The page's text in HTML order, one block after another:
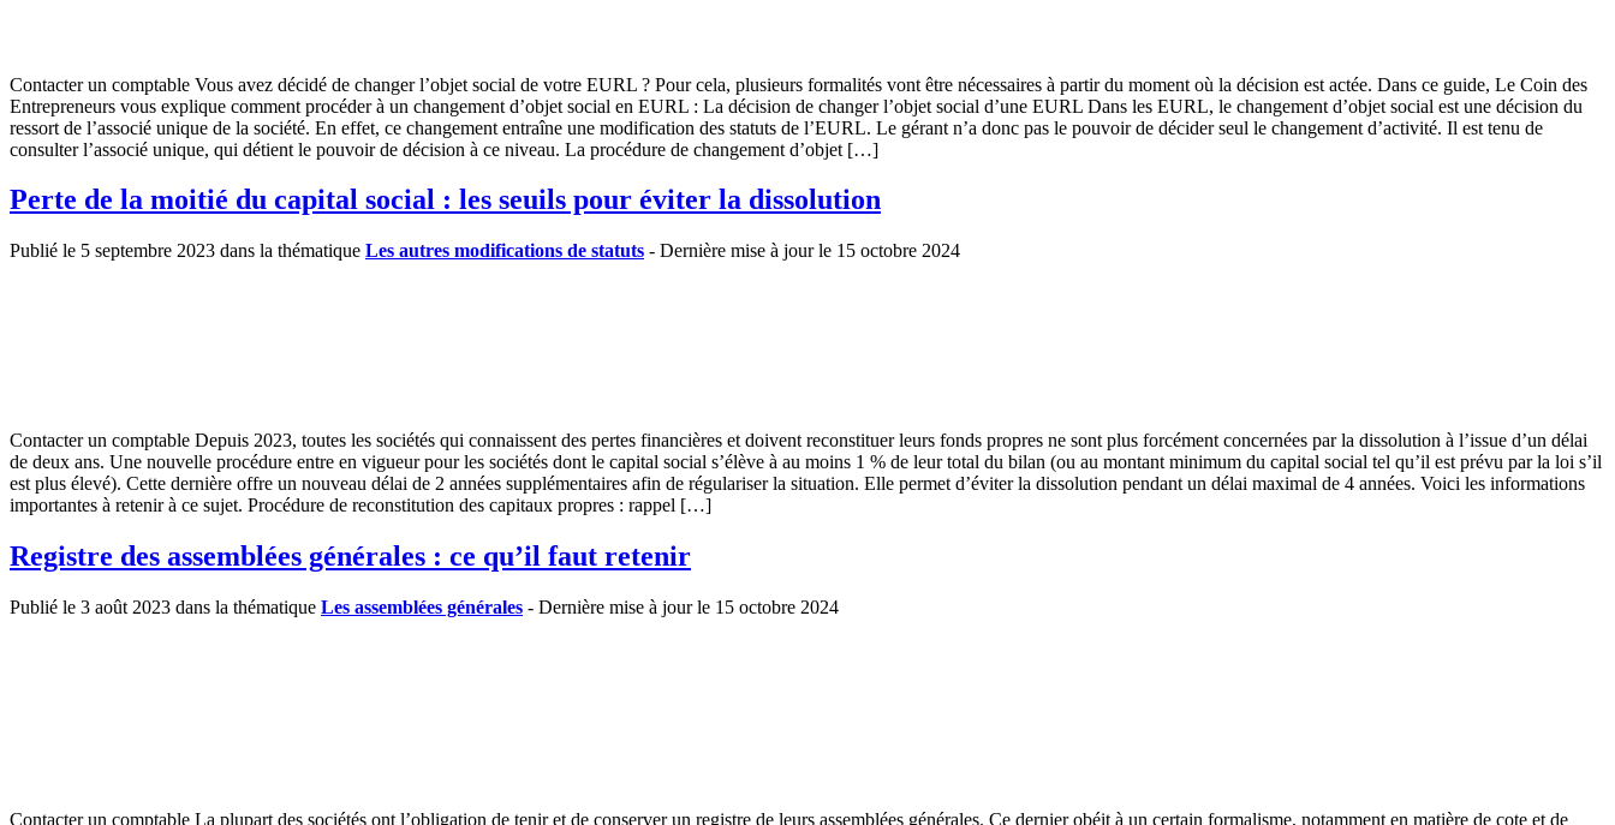
Contacter un comptable Vous avez décidé de changer l’objet social de votre EURL ? Pour cela, plusieurs formalités vont être nécessaires à partir du moment où la décision est actée. Dans ce guide, Le Coin des
Entrepreneurs vous explique comment procéder à un changement d’objet social en EURL : La décision de changer l’objet social d’une EURL Dans les EURL, le changement d’objet social est une décision du
ressort de l’associé unique de la société. En effet, ce changement entraîne une modification des statuts de l’EURL. Le gérant n’a donc pas le pouvoir de décider seul le changement d’activité. Il est tenu de
consulter l’associé unique, qui détient le pouvoir de décision à ce niveau. La procédure de changement d’objet […]
Perte de la moitié du capital social : les seuils pour éviter la dissolution
Publié le 5 septembre 2023 dans la thématique Les autres modifications de statuts - Dernière mise à jour le 15 octobre 2024
Contacter un comptable Depuis 2023, toutes les sociétés qui connaissent des pertes financières et doivent reconstituer leurs fonds propres ne sont plus forcément concernées par la dissolution à l’issue d’un délai
de deux ans. Une nouvelle procédure entre en vigueur pour les sociétés dont le capital social s’élève à au moins 1 % de leur total du bilan (ou au montant minimum du capital social tel qu’il est prévu par la loi s’il
est plus élevé). Cette dernière offre un nouveau délai de 2 années supplémentaires afin de régulariser la situation. Elle permet d’éviter la dissolution pendant un délai maximal de 4 années. Voici les informations
importantes à retenir à ce sujet. Procédure de reconstitution des capitaux propres : rappel […]
Registre des assemblées générales : ce qu’il faut retenir
Publié le 3 août 2023 dans la thématique Les assemblées générales - Dernière mise à jour le 15 octobre 2024
Contacter un comptable La plupart des sociétés ont l’obligation de tenir et de conserver un registre de leurs assemblées générales. Ce dernier obéit à un certain formalisme, notamment en matière de cote et de